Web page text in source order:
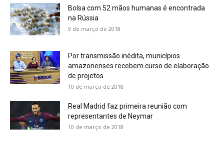
Bolsa com 52 mãos humanas é encontrada
na Rússia
9 de março de 2018
Por transmissão inédita, municípios
amazonenses recebem curso de elaboração
de projetos...
10 de março de 2018
Real Madrid faz primeira reunião com
representantes de Neymar
10 de março de 2018